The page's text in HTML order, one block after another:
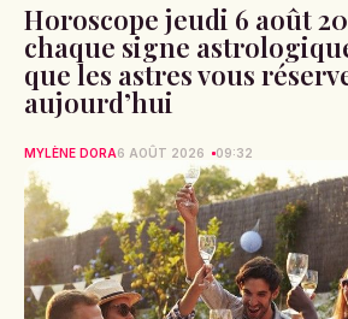
Horoscope jeudi 6 août
chaque signe
que les astres vous
aujourd’hui
MYLÈNE DORA6 AOÛT 2026 09:32